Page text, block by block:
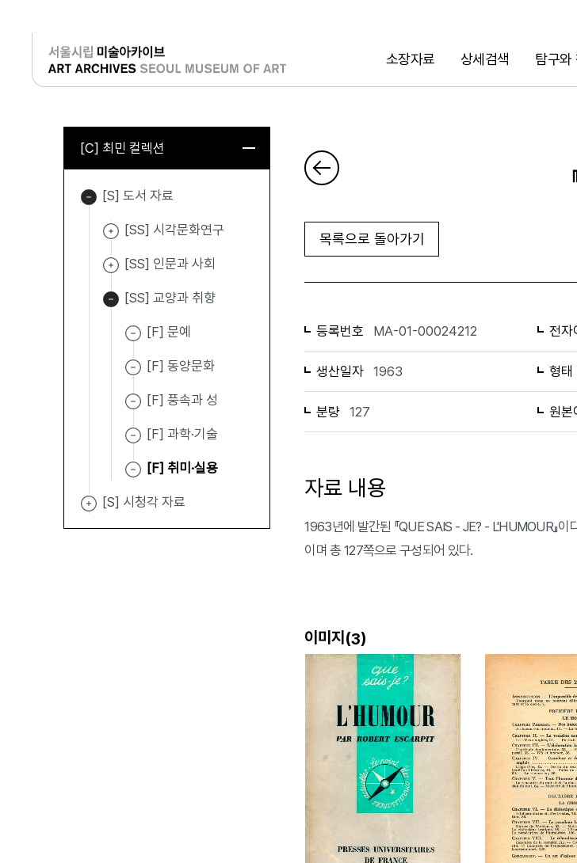
소장자료 상세검색 탐구와
검색
로그인
[C] 최민 컬렉션
[S] 도서 자료
[SS] 시각문화연구
[SS] 인문과 사회
[SS] 교양과 취향
[F] 문예
[F] 동양문화
[F] 풍속과 성
[F] 과학·기술
[F] 취미·실용
[S] 시청각 자료
목록으로 돌아가기
등록번호 MA-01-00024212 전자
생산일자 1963 형태
분량 127 원본
자료 내용
1963년에 발간된 『QUE SAIS - JE? - L'HUMOUR』
이며 총 127쪽으로 구성되어 있다.
이미지(3)